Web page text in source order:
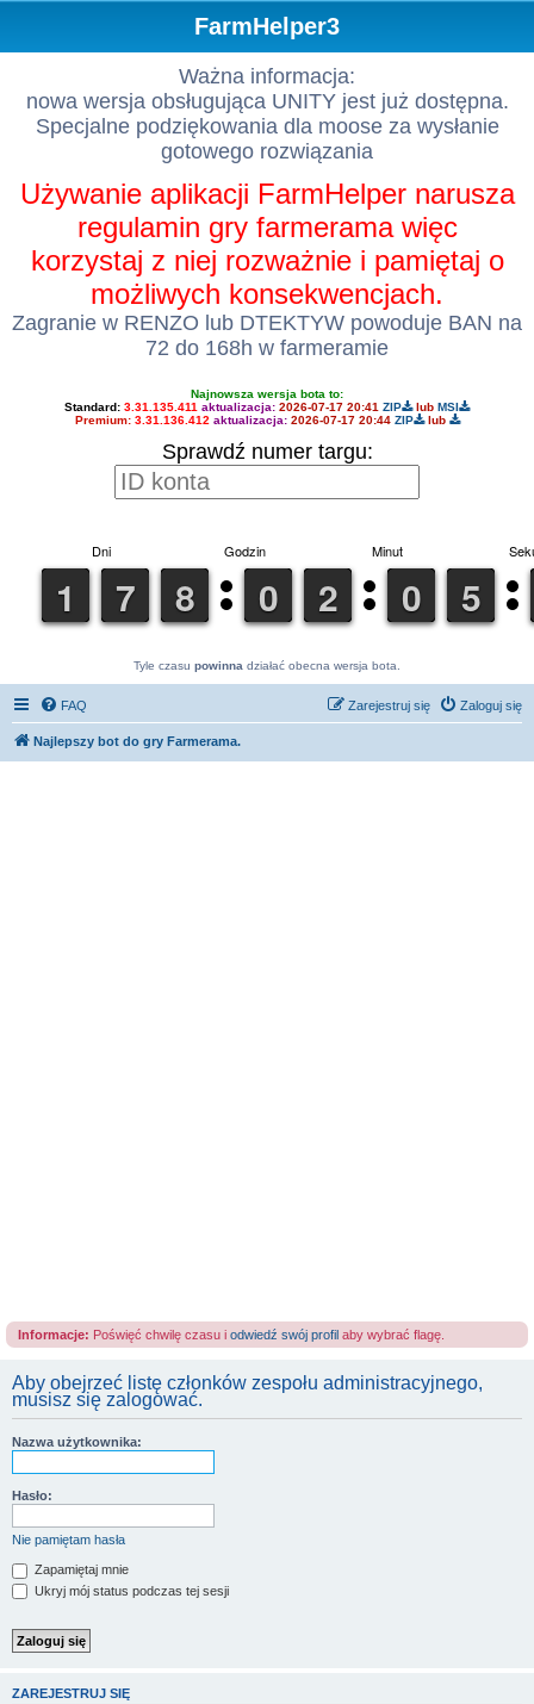
FarmHelper3
Ważna informacja:
nowa wersja obsługująca UNITY jest już dostępna.
Specjalne podziękowania dla moose za wysłanie
gotowego rozwiązania
Używanie aplikacji FarmHelper narusza
regulamin gry farmerama więc
korzystaj z niej rozważnie i pamiętaj o
możliwych konsekwencjach.
Zagranie w RENZO lub DTEKTYW powoduje BAN na
72 do 168h w farmeramie
Najnowsza wersja bota to:
Standard: 3.31.135.411 aktualizacja: 2026-07-17 20:41 ZIP lub MSI
Premium: 3.31.136.412 aktualizacja: 2026-07-17 20:44 ZIP lub
Sprawdź numer targu:
Tyle czasu powinna działać obecna wersja bota.
FAQ Zaloguj się
Zarejestruj się
Najlepszy bot do gry Farmerama.
Informacje: Poświęć chwilę czasu i odwiedź swój profil aby wybrać flagę.
Aby obejrzeć listę członków zespołu administracyjnego,
musisz się zalogować.
Nazwa użytkownika:
Hasło:
Nie pamiętam hasła
Zapamiętaj mnie
Ukryj mój status podczas tej sesji
ZAREJESTRUJ SIĘ